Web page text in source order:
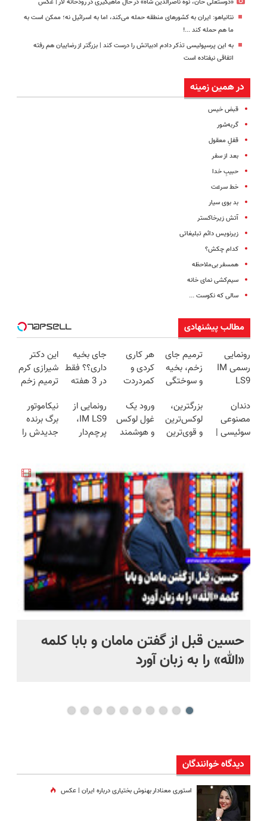
«دوستعلی خان، نوۀ ناصرالدین شاه» در حال ماهیگیری در رودخانۀ لار | عکس
نتانیاهو: ایران به کشورهای منطقه حمله می‌کند، اما به اسرائیل نه؛ ممکن است به
ما هم حمله کند ...!
به این پرسپولیسی تذکر دادم ادبیاتش را درست کند | بزرگتر از رضاییان هم رفته
اتفاقی نیفتاده است
در همین زمینه
قبض خیس
گربه‌شور
قفلِ معقول
بعد از سفر
حبیبِ خدا
خط سرعت
بد بوی سیار
آتش ‌زیرخاکستر
زیرنویس دائم تبلیغاتی
کدام چکش؟
همسفر بی‌ملاحظه
سیم‌کشی نمای خانه
سالی که نکوست ...
مطالب پیشنهادی
رونمایی
رسمی IM
LS9
ایران
ترمیم جای
زخم، بخیه
و سوختگی
هفته!!😍
هر کاری
کردی و
کمردردت
پر کردن
پرسشنامه و
دریافت راه
جای بخیه
داری؟؟ فقط
در 3 هفته
کن!😍
این دکتر
شیرازی کرم
ترمیم زخم
ساخت!!!
دندان
مصنوعی
سوئیسی |
طبیعی!
ویزیت
رایگان+پرداخت
اقساطی😍
بزرگترین،
لوکس‌ترین
و قوی‌ترین
در ایران
رونمایی شد
ورود یک
غول لوکس
و هوشمند
رونمایی شد
رونمایی از
IM LS9،
پرچم‌دار
بازار ایران
شد
نیکاموتور
برگ برنده
جدیدش را
وارد بازار
ایران شد
حسین قبل از گفتن مامان و بابا کلمه
«الله» را به زبان آورد
دیدگاه خوانندگان
استوری معنادار بهنوش بختیاری درباره ایران | عکس